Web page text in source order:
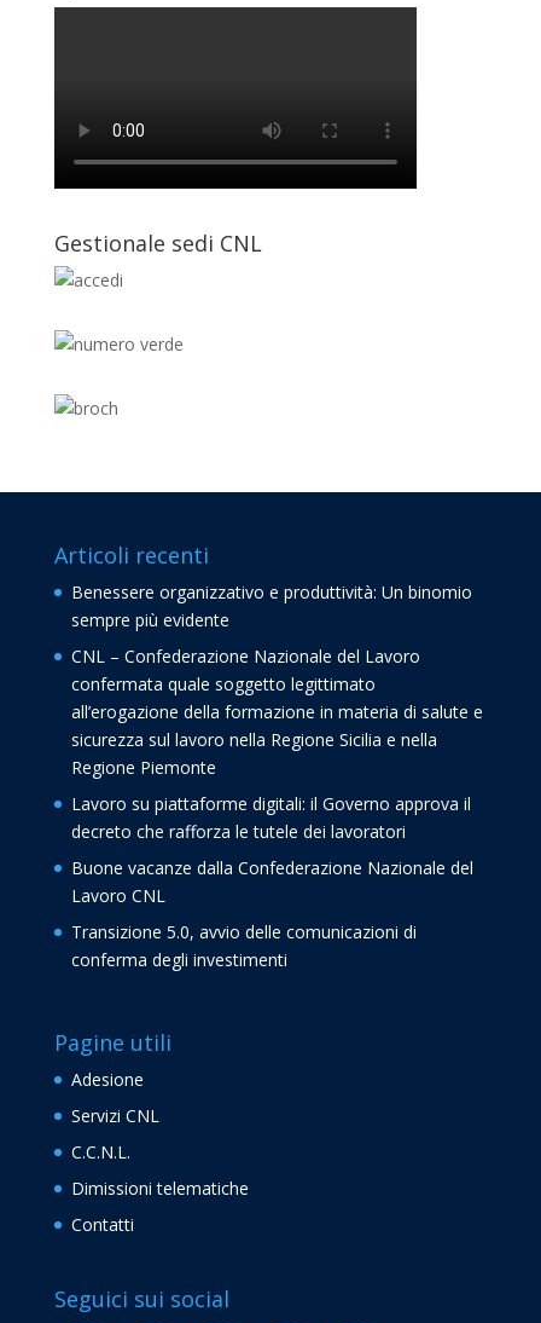
Gestionale sedi CNL
Articoli recenti
Benessere organizzativo e produttività: Un binomio
sempre più evidente
CNL – Confederazione Nazionale del Lavoro
confermata quale soggetto legittimato
all’erogazione della formazione in materia di salute e
sicurezza sul lavoro nella Regione Sicilia e nella
Regione Piemonte
Lavoro su piattaforme digitali: il Governo approva il
decreto che rafforza le tutele dei lavoratori
Buone vacanze dalla Confederazione Nazionale del
Lavoro CNL
Transizione 5.0, avvio delle comunicazioni di
conferma degli investimenti
Pagine utili
Adesione
Servizi CNL
C.C.N.L.
Dimissioni telematiche
Contatti
Seguici sui social